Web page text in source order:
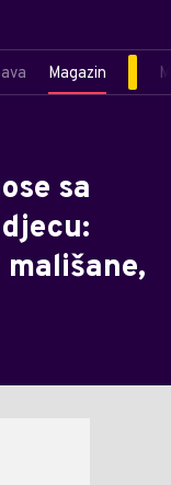
Magazin
sa